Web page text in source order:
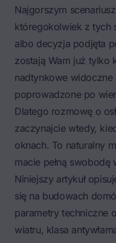
Najgorszym
któregokolwiek z tych
albo decyzja podjęta
zostają Wam już tylko
nadtynkowe widoczne
poprowadzone po
Dlatego rozmowę o
zaczynajcie wtedy,
oknach. To naturalny
macie pełną
Niniejszy artykuł
się na budowach
parametry techniczne
wiatru, klasa